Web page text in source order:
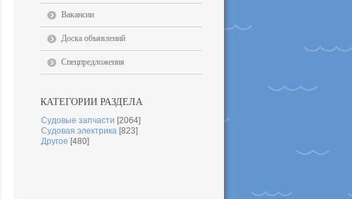
Вакансии
Доска объявлений
Спецпредложения
КАТЕГОРИИ РАЗДЕЛА
Судовые запчасти [2064]
Судовая электрика [823]
Другое [480]